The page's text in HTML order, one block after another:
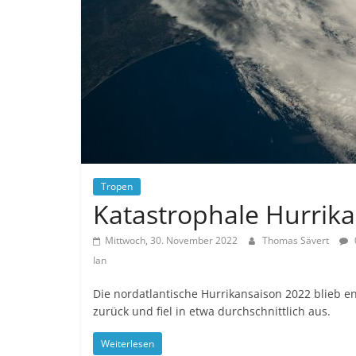
Tropen
Katastrophale
Mittwoch, 30. November 2022 Thomas Sävert
Ian
Die nordatlantische Hurrikansaison 2022 blieb
zurück und fiel in etwa durchschnittlich aus.
Weiterlesen